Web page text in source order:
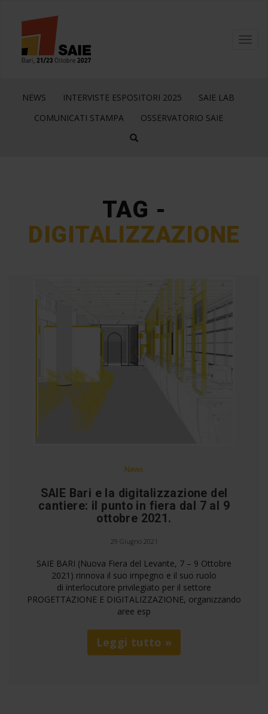
NEWS INTERVISTE ESPOSITORI 2025
SAIE LAB
COMUNICATI STAMPA
OSSERVATORIO SAIE
TAG -
DIGITALIZZAZIONE
News
SAIE Bari e la digitalizzazione del
cantiere: il punto in fiera dal 7 al 9
ottobre 2021.
29 Giugno 2021
SAIE BARI (Nuova Fiera del Levante, 7 – 9 Ottobre
2021) rinnova il suo impegno e il suo ruolo
di interlocutore privilegiato per il settore
PROGETTAZIONE E DIGITALIZZAZIONE, organizzando
aree esp
Leggi tutto »